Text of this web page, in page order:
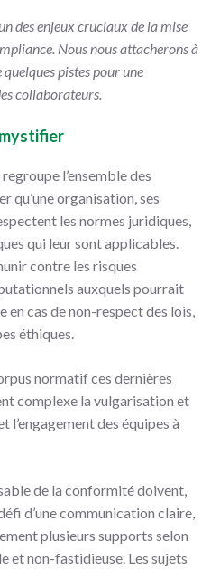
des enjeux cruciaux de la mise
Nous nous attacherons à
pistes pour une
collaborateurs.
l’ensemble des
qu’une organisation, ses
les normes juridiques,
qui leur sont applicables.
contre les risques
auxquels pourrait
cas de non-respect des lois,
éthiques.
normatif ces dernières
complexe la vulgarisation et
des équipes à
de la conformité doivent,
d’une communication claire,
plusieurs supports selon
et non-fastidieuse. Les sujets